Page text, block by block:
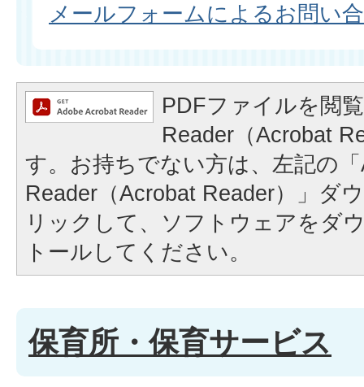
メールフォームによるお問い
PDFファイルを閲
Reader（Acrobat
す。お持ちでない方は、左記の
Reader（Acrobat Reader）」ダ
リックして、ソフトウェアをダ
トールしてください。
保育所・保育サービス